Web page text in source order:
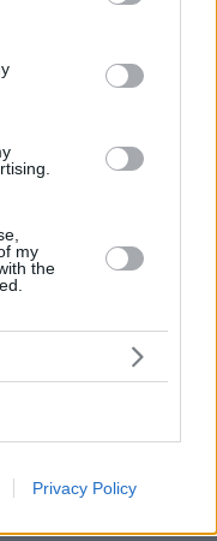
third-party tags to
in below Google
my
the
Privacy Policy
Την πρώτη 24/7
οποίο μαθαίνουν οι
της Αθήνας
με ασφάλεια